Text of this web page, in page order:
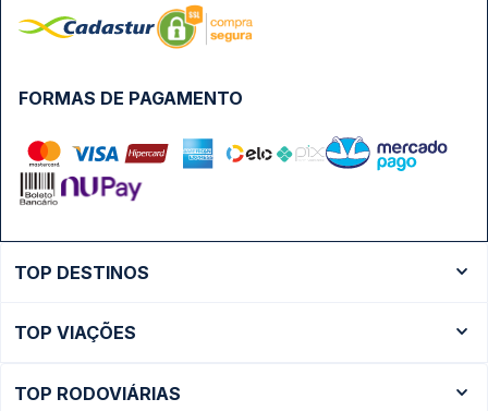
FORMAS DE PAGAMENTO
TOP DESTINOS
Ônibus São Paulo
TOP VIAÇÕES
TOP RODOVIÁRIAS